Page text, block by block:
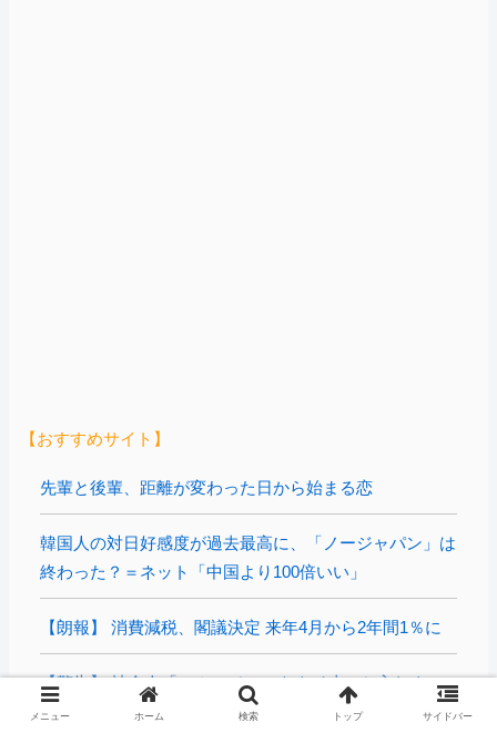
【おすすめサイト】
先輩と後輩、距離が変わった日から始まる恋
韓国人の対日好感度が過去最高に、「ノージャパン」は
終わった？＝ネット「中国より100倍いい」
【朗報】 消費減税、閣議決定 来年4月から2年間1％に
【警告】 社会人「スムージーにキウイ皮ごと入れよ。
これ美容にいいんだよね〜」→ 結果…
メニュー ホーム 検索 トップ サイドバー